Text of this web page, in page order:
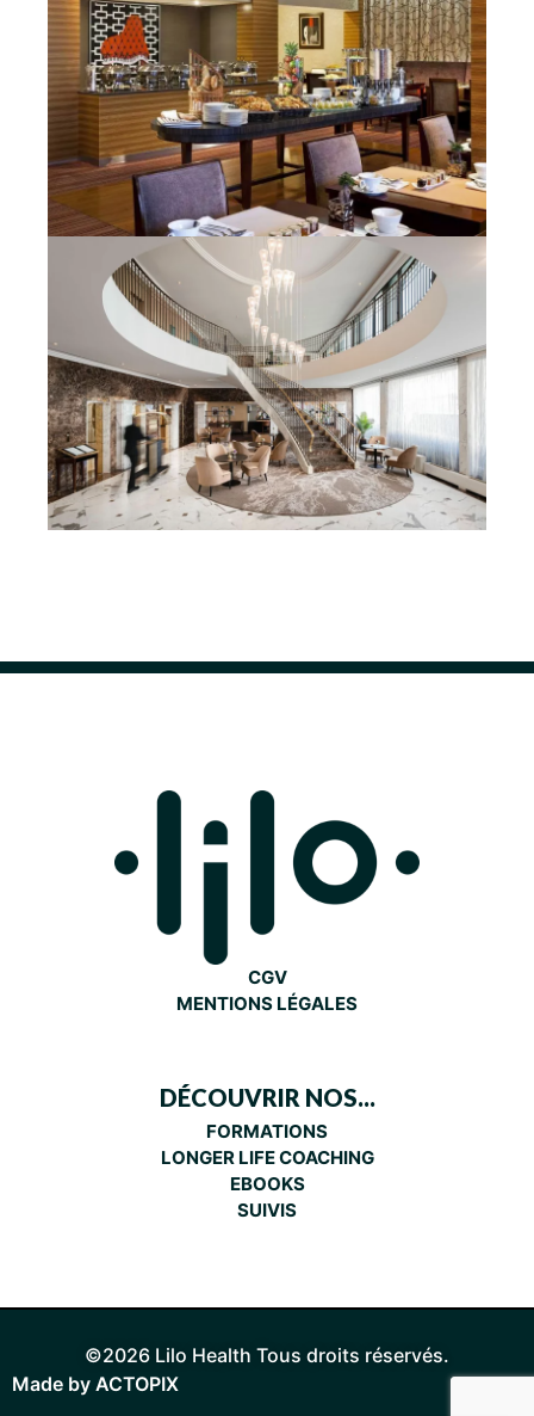
CGV
MENTIONS LÉGALES
DÉCOUVRIR NOS...
FORMATIONS
LONGER LIFE COACHING
EBOOKS
SUIVIS
©2026 Lilo Health Tous droits réservés.
Made by ACTOPIX